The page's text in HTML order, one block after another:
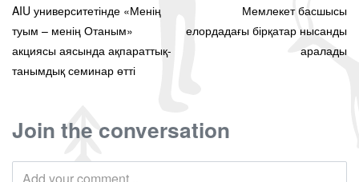
AIU университетінде «Менің
туым – менің Отаным»
акциясы аясында ақпараттық-
танымдық семинар өтті
Мемлекет басшысы
елордадағы бірқатар нысанды
аралады
Join the conversation